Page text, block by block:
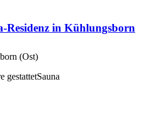
Residenz in Kühlungsborn
(Ost)
gestattetSauna